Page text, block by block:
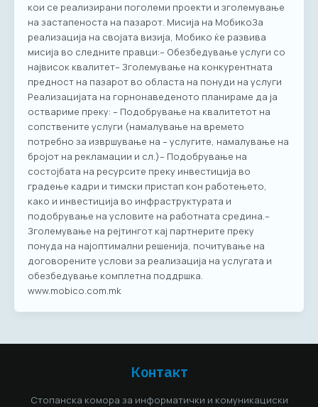
кои се реализирани поголеми проекти и зголемување
на застапеноста на пазарот. Мисија на МобикоЗа
реализација на својата визија, Мобико ќе развива
мисија во следните правци:– Обезбедување услуги со
највисок квалитет– Зголемување на конкурентната
предност на пазарот во областа на понуди на услуги
Реализацијата на горнонаведеното планираме да ја
оствариме преку: – Подобрување на квалитетот на
сопствените услуги (намалување на времето
потребно за извршување на – услугите, намалување на
бројот на рекламации и сл.)– Подобрување на
состојбата на ресурсите преку инвестиција во
градење кадри и тимски пристап кон работењето,
како и инвестиција во инфраструктурата и
подобрување на условите на работната средина.–
Зголемување на рејтингот кај партнерите преку
понуда на најоптимални решенија, почитување на
договорените услови за реализација на услугата и
обезбедување комплетна поддршка.
www.mobico.com.mk
Контакт
Стопанска комора за информатички и комуникациски